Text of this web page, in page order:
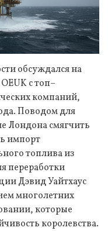
обсуждался на
с топ–
компаний,
Поводом для
Лондона смягчить
импорт
топлива из
переработки
Дэвид Уайтхаус
многолетних
которые
королевства.